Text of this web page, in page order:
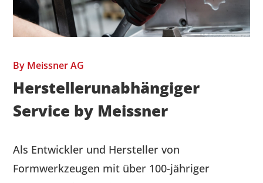
By Meissner AG
Herstellerunabhängiger
Service by Meissner
Als Entwickler und Hersteller von
Formwerkzeugen mit über 100-jähriger